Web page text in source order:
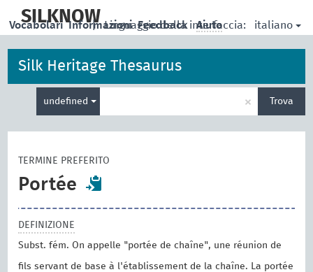
main
SILKNOW
| Linguaggio della interfaccia: italiano
Vocabolari Informazioni Feedback Aiuto
Silk Heritage Thesaurus
undefined
per
ricerca
× Trova
TERMINE PREFERITO
Portée
DEFINIZIONE
Subst. fém. On appelle "portée de chaîne", une réunion de
fils servant de base à l'établissement de la chaîne. La portée